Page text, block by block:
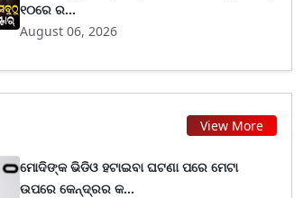
୧୦ରେ ର...
August 06, 2026
View More
ମୋଦିଙ୍କ ଭିଡିଓ ହଟାଇବା ଘଟଣା ପରେ ମେଟା
ଉପରେ କେନ୍ଦ୍ରର କ...